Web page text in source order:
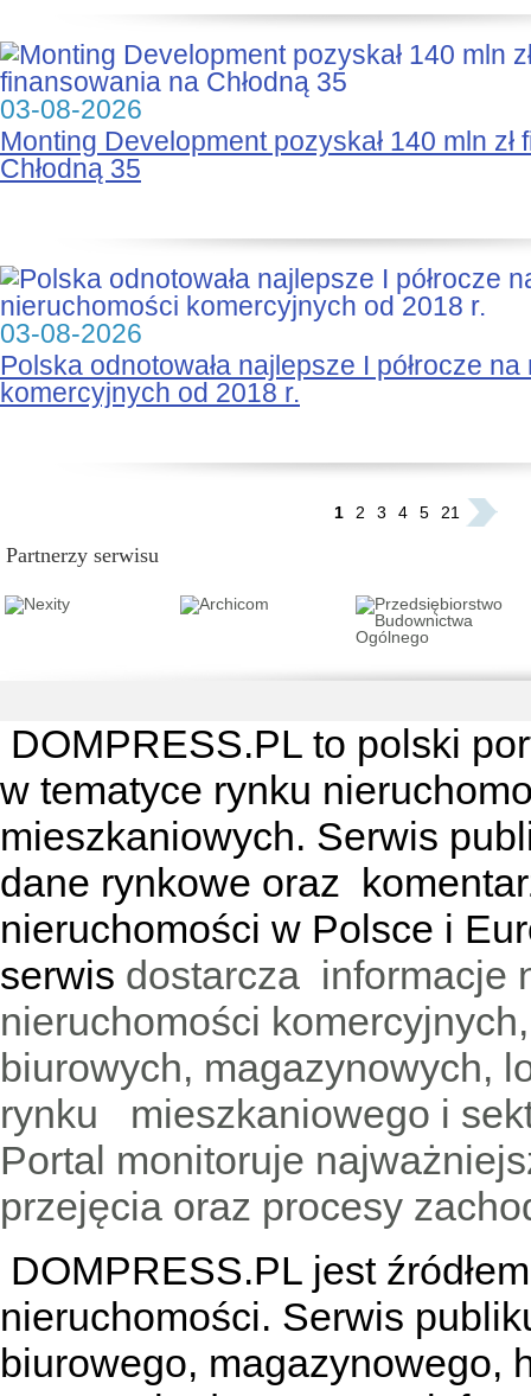
03-08-2026
Monting Development pozyskał 140 mln zł
Chłodną 35
03-08-2026
Polska odnotowała najlepsze I półrocze
komercyjnych od 2018 r.
1 2 3 4 5 21
Partnerzy serwisu
DOMPRESS.PL to polski
w tematyce rynku
mieszkaniowych. Serwis
dane rynkowe oraz
nieruchomości w Polsce i
serwis dostarcza informacje
nieruchomości
biurowych, magazynowych,
rynku mieszkaniowego i
Portal monitoruje
przejęcia oraz procesy
DOMPRESS.PL jest
nieruchomości. Serwis
biurowego, magazynowego,